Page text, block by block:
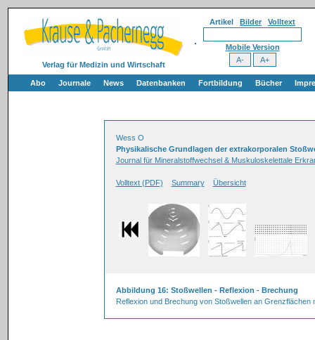
Verlag für Medizin und Wirtschaft
Artikel Bilder Volltext
Mobile Version
Abo Journale News Datenbanken Fortbildung Bücher
Wess O
Physikalische Grundlagen der extrakorporalen
Journal für Mineralstoffwechsel & Muskuloskelettale
Volltext (PDF) Summary Übersicht
Abbildung 16: Stoßwellen - Reflexion - Brechung
Reflexion und Brechung von Stoßwellen an